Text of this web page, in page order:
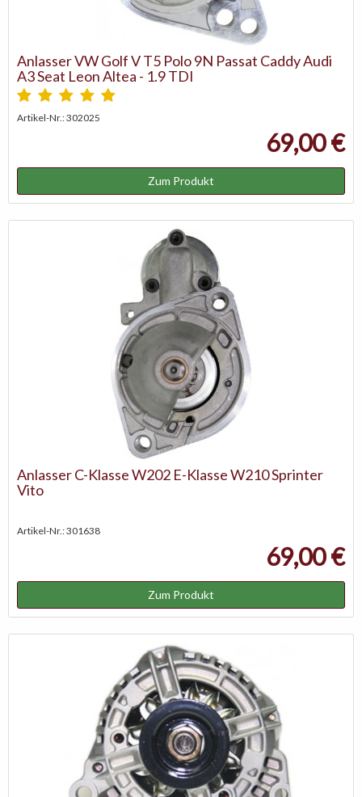
Anlasser VW Golf V T5 Polo 9N Passat Caddy Audi
A3 Seat Leon Altea - 1.9 TDI
Artikel-Nr.: 302025
69,00 €
Zum Produkt
Anlasser C-Klasse W202 E-Klasse W210 Sprinter
Vito
Artikel-Nr.: 301638
69,00 €
Zum Produkt